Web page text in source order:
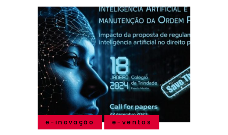
e-inovação e-ventos